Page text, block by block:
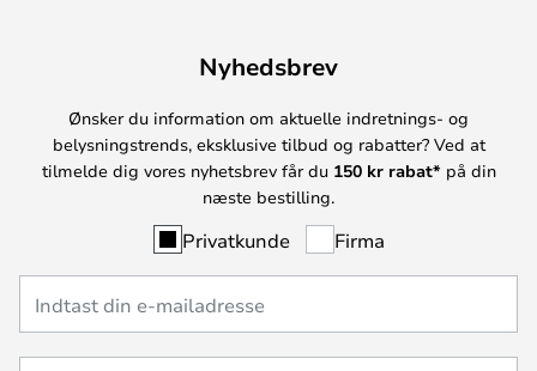
Nyhedsbrev
Ønsker du information om aktuelle indretnings- og
belysningstrends, eksklusive tilbud og rabatter? Ved at
tilmelde dig vores nyhetsbrev får du 150 kr rabat* på din
næste bestilling.
Privatkunde Firma